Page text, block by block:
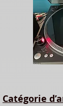
Catégorie